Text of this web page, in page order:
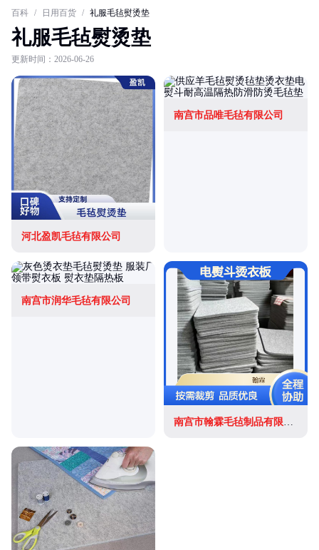
百科 / 日用百货 / 礼服毛毡熨烫垫
礼服毛毡熨烫垫
更新时间：2026-06-26
河北盈凯毛毡有限公司
南宫市品唯毛毡有限公司
南宫市润华毛毡有限公司
南宫市翰霖毛毡制品有限公司